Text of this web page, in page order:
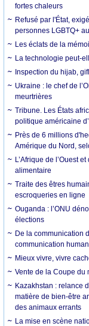
fortes chaleurs
Refusé par l'État,
personnes LGBTQ+
Les éclats de la
La technologie peut-
Inspection du hijab,
Ukraine : le chef de
meurtrières
Tribune. Les États
politique américaine
Près de 6 millions
Amérique du Nord,
L’Afrique de l’Ouest
alimentaire
Traite des êtres
escroqueries en ligne
Ouganda : l’ONU
élections
De la communication
communication
Mieux vivre, vivre
Vente de la Coupe du
Kazakhstan : relance
matière de bien-être
des animaux errants
La mise en scène